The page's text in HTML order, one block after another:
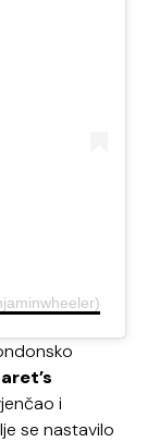
i
se nastavilo